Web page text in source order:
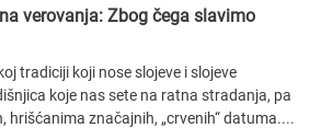
verovanja: Zbog čega slavimo
tradiciji koji nose slojeve i slojeve
koje nas sete na ratna stradanja, pa
hrišćanima značajnih, „crvenih“ datuma....